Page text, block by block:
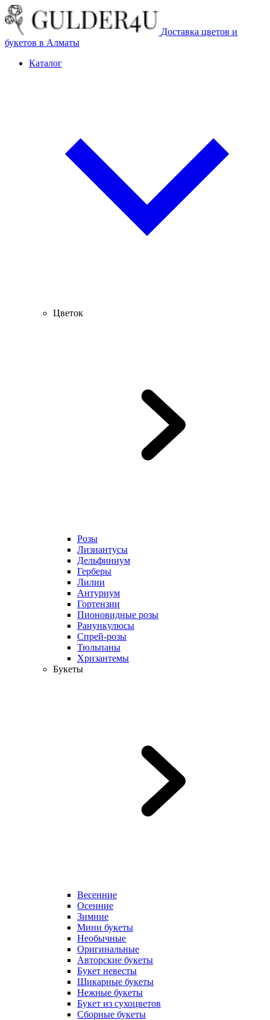
Доставка цветов и
букетов в Алматы
Каталог
Цветок
Розы
Лизиантусы
Дельфиниум
Герберы
Лилии
Антуриум
Гортензии
Пионовидные розы
Ранункулюсы
Спрей-розы
Тюльпаны
Хризантемы
Букеты
Весенние
Осенние
Зимние
Мини букеты
Необычные
Оригинальные
Авторские букеты
Букет невесты
Шикарные букеты
Нежные букеты
Букет из сухоцветов
Сборные букеты